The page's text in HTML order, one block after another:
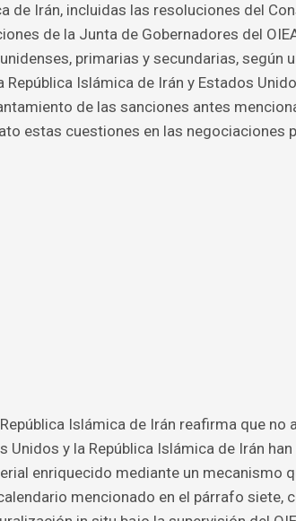
de Irán, incluidas las resoluciones del
de la Junta de Gobernadores del
primarias y secundarias,
República Islámica de Irán y Estados
de las sanciones antes
estas cuestiones en las negociaciones
Islámica de Irán reafirma que
Unidos y la República Islámica de Irán
enriquecido mediante un mecanismo
mencionado en el párrafo siete,